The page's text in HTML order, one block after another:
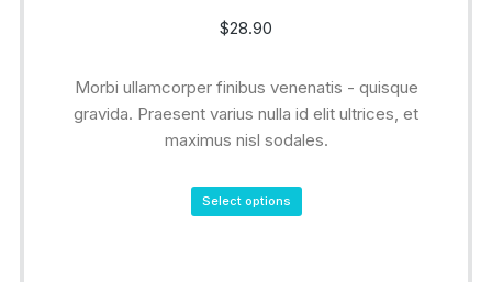
$28.90
Morbi ullamcorper finibus venenatis - quisque
gravida. Praesent varius nulla id elit ultrices, et
maximus nisl sodales.
Select options